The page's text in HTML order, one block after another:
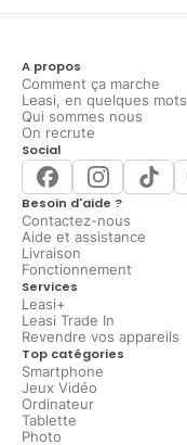
A propos
Comment ça marche
Leasi, en quelques mots
Qui sommes nous
On recrute
Social
Besoin d'aide ?
Contactez-nous
Aide et assistance
Livraison
Fonctionnement
Services
Leasi+
Leasi Trade In
Revendre vos appareils
Top catégories
Smartphone
Jeux Vidéo
Ordinateur
Tablette
Photo